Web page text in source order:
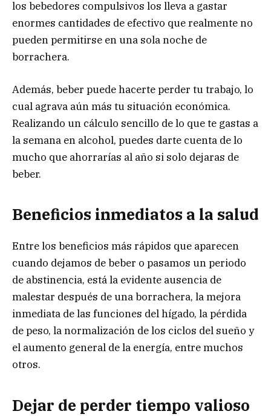
los bebedores compulsivos los lleva a gastar
enormes cantidades de efectivo que realmente no
pueden permitirse en una sola noche de
borrachera.
Además, beber puede hacerte perder tu trabajo, lo
cual agrava aún más tu situación económica.
Realizando un cálculo sencillo de lo que te gastas a
la semana en alcohol, puedes darte cuenta de lo
mucho que ahorrarías al año si solo dejaras de
beber.
Beneficios inmediatos a la salud
Entre los beneficios más rápidos que aparecen
cuando dejamos de beber o pasamos un periodo
de abstinencia, está la evidente ausencia de
malestar después de una borrachera, la mejora
inmediata de las funciones del hígado, la pérdida
de peso, la normalización de los ciclos del sueño y
el aumento general de la energía, entre muchos
otros.
Dejar de perder tiempo valioso